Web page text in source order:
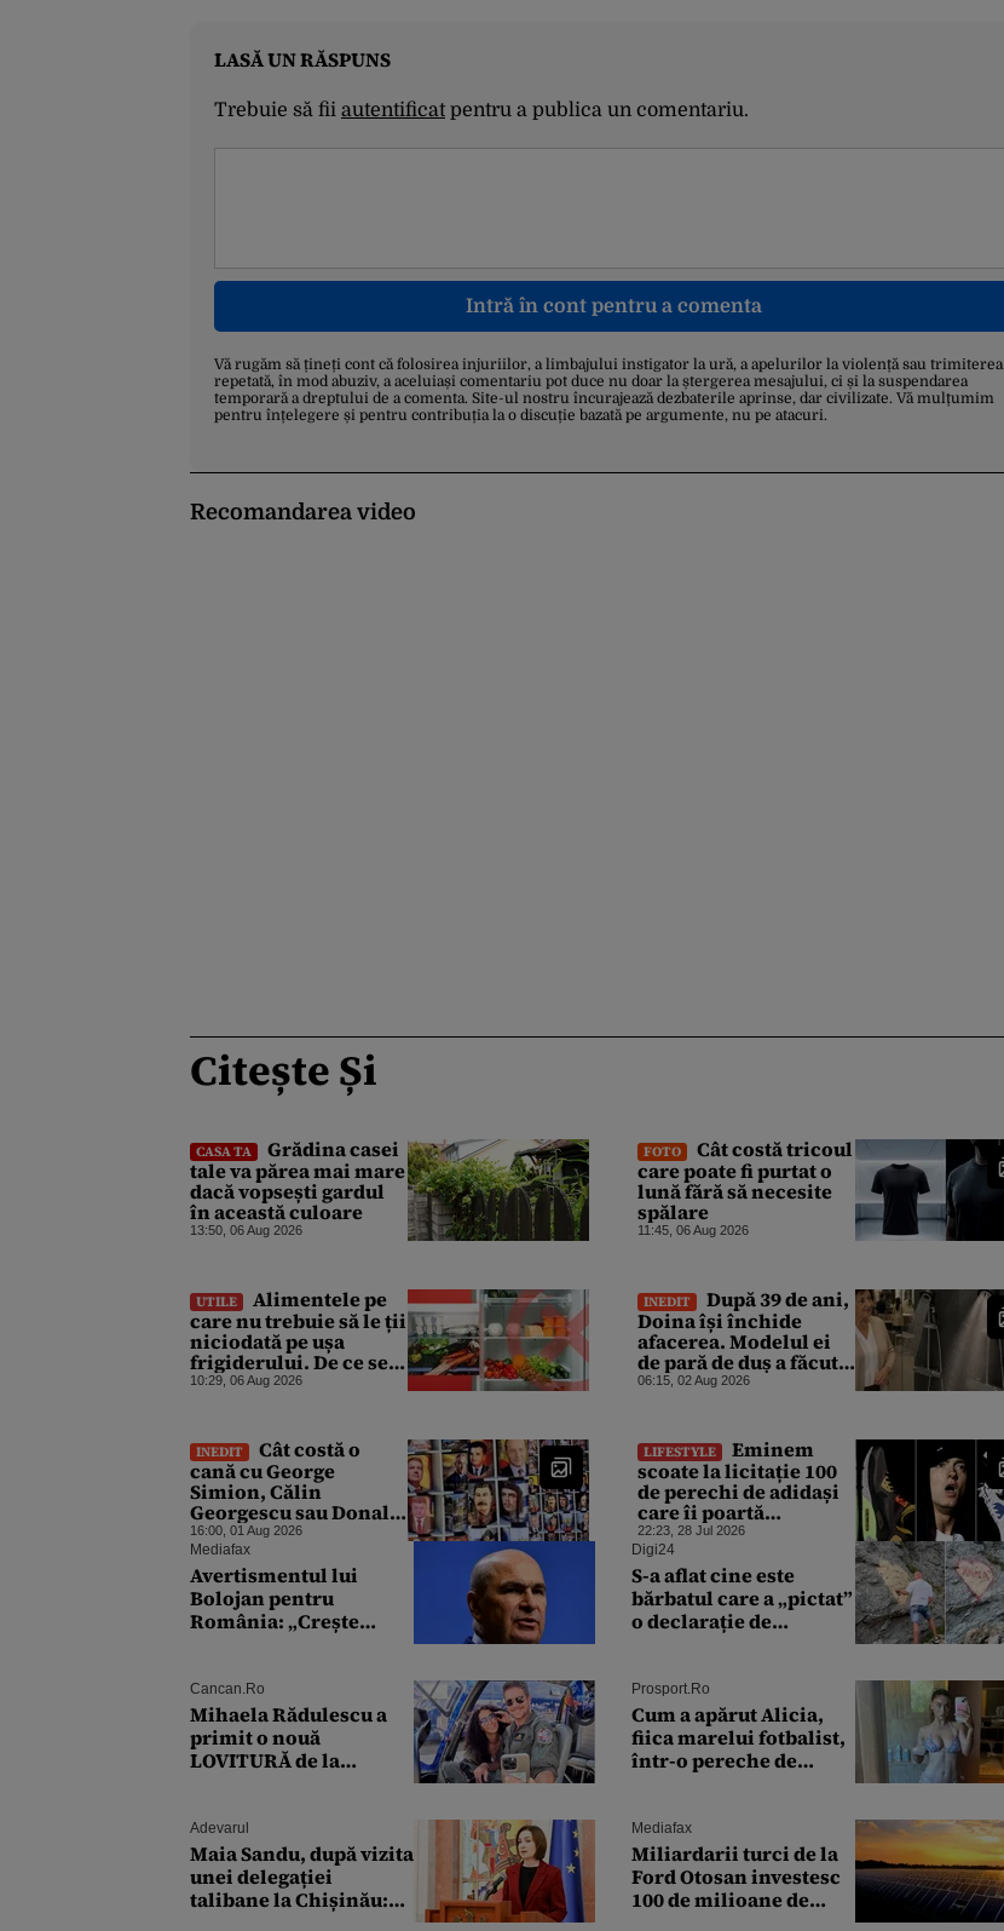
LASĂ UN RĂSPUNS
Trebuie să fii autentificatpentru a publica un comentariu.
Intră în cont pentru a comenta
Vă rugăm să țineți cont că folosirea injuriilor, a limbajului instigator la ură, a apelurilor la violență sau trimiterea
repetată, în mod abuziv, a aceluiași comentariu pot duce nu doar la ștergerea mesajului, ci și la suspendarea
temporară a dreptului de a comenta. Site-ul nostru încurajează dezbaterile aprinse, dar civilizate. Vă mulțumim
pentru înțelegere și pentru contribuția la o discuție bazată pe argumente, nu pe atacuri.
Recomandarea video
Citește Și
CASA TA
Grădina casei
tale va părea mai mare
dacă vopsești gardul
în această culoare
13:50, 06 Aug 2026
FOTO
Cât costă tricoul
care poate fi purtat o
lună fără să necesite
spălare
11:45, 06 Aug 2026
UTILE
Alimentele pe
care nu trebuie să le ții
niciodată pe ușa
frigiderului. De ce se
strică mai repede
10:29, 06 Aug 2026
INEDIT
După 39 de ani,
Doina își închide
afacerea. Modelul ei
de pară de duș a făcut
furori în spa-uri și
mers
06:15, 02 Aug 2026
INEDIT
Cât costă o
cană cu George
Simion, Călin
Georgescu sau Donald
Trump în Balcic.
„Colecția” este
completată de Nicușor
Dan, Ceaușescu și
Stalin
16:00, 01 Aug 2026
LIFESTYLE
Eminem
scoate la licitație 100
de perechi de adidași
care îi poartă
autograful
22:23, 28 Jul 2026
Mediafax
Avertismentul lui
Bolojan pentru
România: „Crește
Digi24
S-a aflat cine este
bărbatul care a „pictat”
o declarație de
Cancan.ro
Mihaela Rădulescu a
primit o nouă
LOVITURĂ de la
ȘTEARSĂ complet din
Prosport.ro
Cum a apărut Alicia,
fiica marelui fotbalist,
într-o pereche de
superbă!”
Adevarul
Maia Sandu, după vizita
unei delegației
talibane la Chișinău:
Mediafax
Miliardarii turci de la
Ford Otosan investesc
100 de milioane de